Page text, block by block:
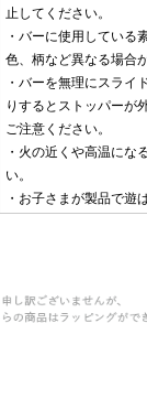
止してください。
・バーに使用している
色、柄など異なる場合
・バーを無理にスライ
りするとストッパーが
ご注意ください。
・火の近くや高温にな
い。
・お子さまが製品で遊